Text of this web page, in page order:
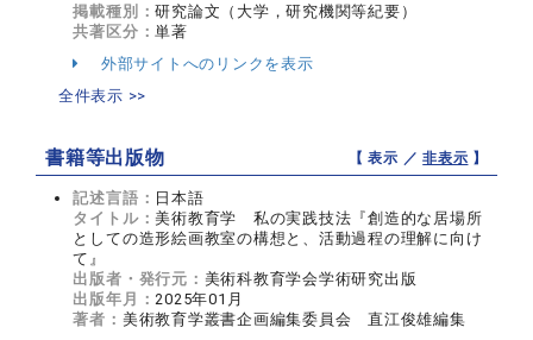
掲載種別：研究論文（大学，研究機関等紀要）
共著区分：単著
外部サイトへのリンクを表示
全件表示 >>
書籍等出版物 【 表示 ／非表示 】
記述言語： 日本語
タイトル：美術教育学 私の実践技法『創造的な居場所
としての造形絵画教室の構想と、活動過程の理解に向け
て』
出版者・発行元： 美術科教育学会学術研究出版
出版年月： 2025年01月
著者： 美術教育学叢書企画編集委員会 直江俊雄編集